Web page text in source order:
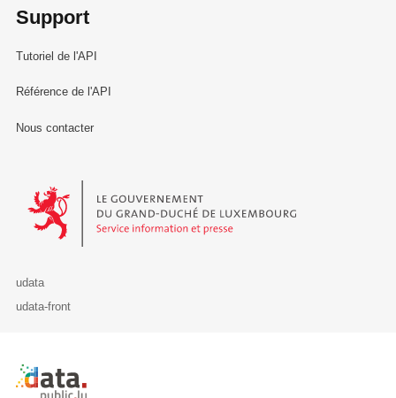
Support
Tutoriel de l'API
Référence de l'API
Nous contacter
Le Gouvernement du Grand-Duché de Luxembourg - Service
udata
udata-front
Retour à l'accueil de data.public.lu